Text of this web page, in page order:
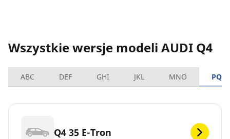
Wszystkie wersje modeli AUDI Q4
ABC DEF GHI JKL MNO PQRS
Q4 35 E-Tron